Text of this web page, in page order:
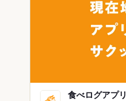
食べログアプリ